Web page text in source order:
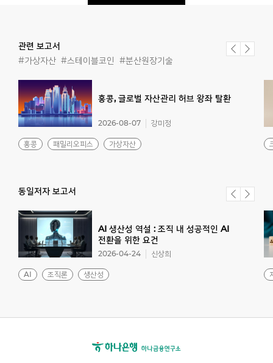
관련 보고서
#가상자산 #스테이블코인 #분산원장기술
홍콩, 글로벌 자산관리 허브 왕좌 탈환
홍콩 패밀리오피스 가상자산
2026-08-07 강미정
동일저자 보고서
AI 생산성 역설 : 조직 내 성공적인 AI
전환을 위한 요건
AI 조직론 생산성
2026-04-24 신상희